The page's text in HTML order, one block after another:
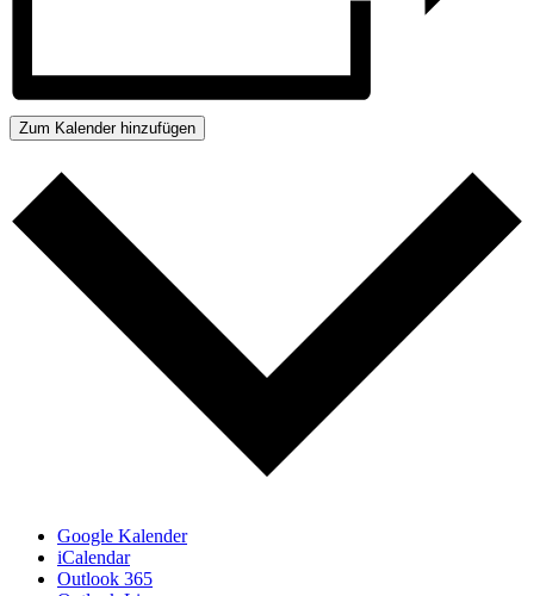
Zum Kalender hinzufügen
Google Kalender
iCalendar
Outlook 365